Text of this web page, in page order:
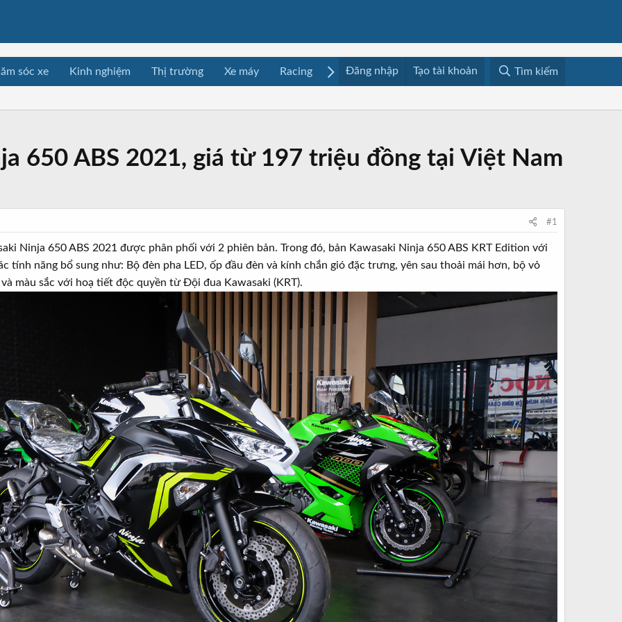
sóc xe Kinh nghiệm Thị trường Xe máy Racing Mua bán Media Resources
Đăng nhập Tạo tài khoản Tìm kiếm
650 ABS 2021, giá từ 197 triệu đồng tại Việt Nam
#1
Ninja 650 ABS 2021 được phân phối với 2 phiên bản. Trong đó, bản Kawasaki Ninja 650 ABS KRT Edition với
tính năng bổ sung như: Bộ đèn pha LED, ốp đầu đèn và kính chắn gió đặc trưng, yên sau thoải mái hơn, bộ vỏ
màu sắc với hoạ tiết độc quyền từ Đội đua Kawasaki (KRT).